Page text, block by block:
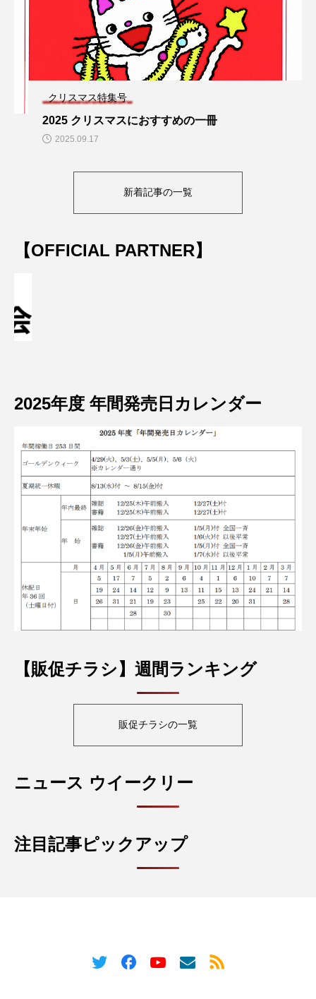
クリスマス特集号
2025 クリスマスにおすすめの一冊
2025.09.17
新着記事の一覧
【OFFICIAL PARTNER】
2025年度 年間発売日カレンダー
【販促チラシ】週間ランキング
販促チラシの一覧
ニュース ウイークリー
注目記事ピックアップ